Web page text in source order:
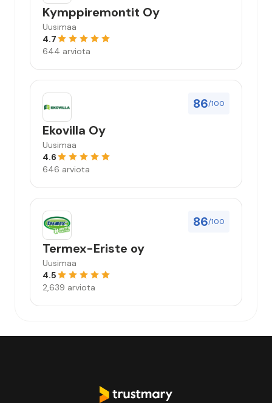
Kymppiremontit Oy
Uusimaa
4.7
644 arviota
86/100
Ekovilla Oy
Uusimaa
4.6
646 arviota
86/100
Termex-Eriste oy
Uusimaa
4.5
2,639 arviota